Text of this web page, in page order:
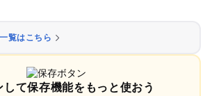
覧はこちら
して保存機能をもっと使おう